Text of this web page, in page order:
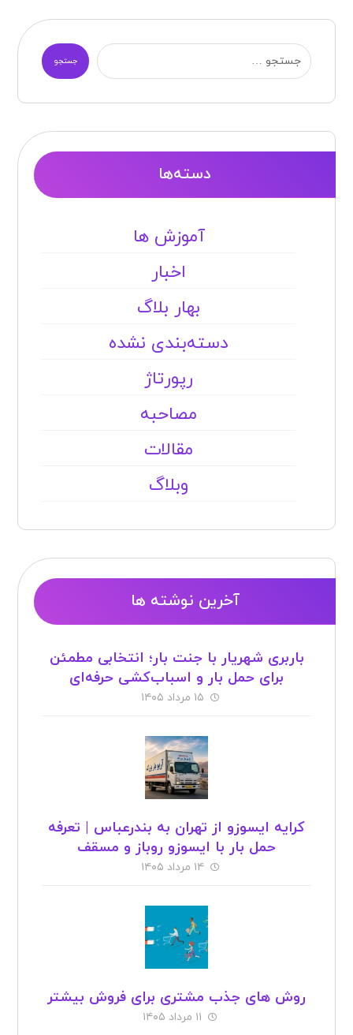
جستجو
دسته‌ها
آموزش ها
اخبار
بهار بلاگ
دسته‌بندی نشده
رپورتاژ
مصاحبه
مقالات
وبلاگ
آخرین نوشته ها
باربری شهریار با جنت بار؛ انتخابی مطمئن
برای حمل بار و اسباب‌کشی حرفه‌ای
۱۵ مرداد ۱۴۰۵
کرایه ایسوزو از تهران به بندرعباس | تعرفه
حمل بار با ایسوزو روباز و مسقف
۱۴ مرداد ۱۴۰۵
روش های جذب مشتری برای فروش بیشتر
۱۱ مرداد ۱۴۰۵